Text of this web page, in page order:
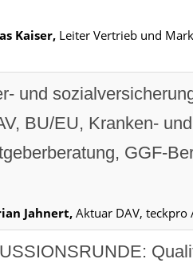
Kaiser, Leiter Vertrieb und
und
BU/EU, Kranken-
GGF-
Jahnert, Aktuar DAV, teckpro